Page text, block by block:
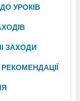
УРОКІВ
ЗАХОДИ